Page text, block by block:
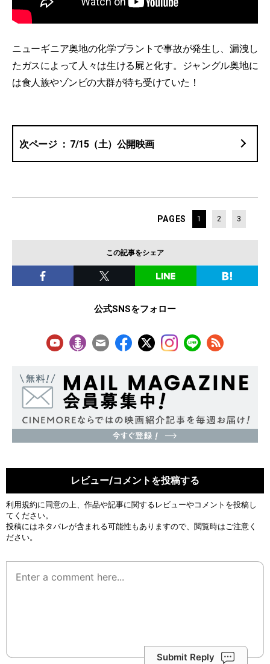
ニューギニア奥地の化学プラントで事故が発生し、漏洩し
たガスによって人々は生ける屍と化す。ジャングル奥地に
は食人族やゾンビの大群が待ち受けていた！
7/15（土）公開映画
PAGES 1 2 3
この記事をシェア
公式SNSをフォロー
レビュー/コメントを投稿する
利用規約に同意の上、作品や記事に関するレビューやコメントを投稿し
てください。
投稿にはネタバレが含まれる可能性もありますので、閲覧時はご注意く
ださい。
Submit Reply